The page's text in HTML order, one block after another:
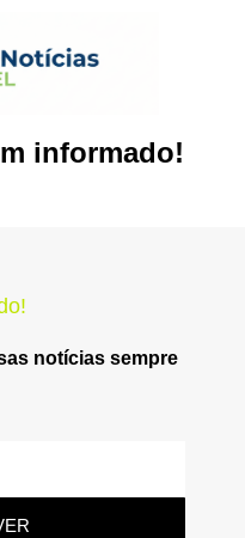
informado!
notícias sempre